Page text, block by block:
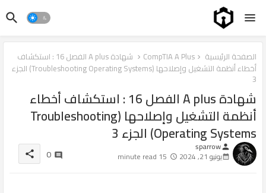
الصفحة الرئيسية CompTIA A Plus
شهادة A plus الفصل 16 : استكشاف
أخطاء أنظمة التشغيل وإصلاحها (Troubleshooting Operating Systems) الجزء
3
شهادة A plus الفصل 16 : استكشاف أخطاء
أنظمة التشغيل وإصلاحها (Troubleshooting
Operating Systems) الجزء 3
person
sparrow
يونيو 21, 2024 15 minute read
0
share